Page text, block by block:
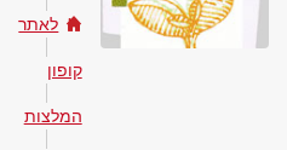
לאתר
קופון
המלצות